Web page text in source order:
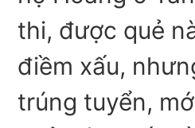
thi, được quẻ
điềm xấu,
trúng tuyển,